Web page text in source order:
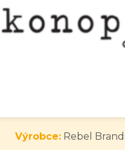
Výrobce: Rebel